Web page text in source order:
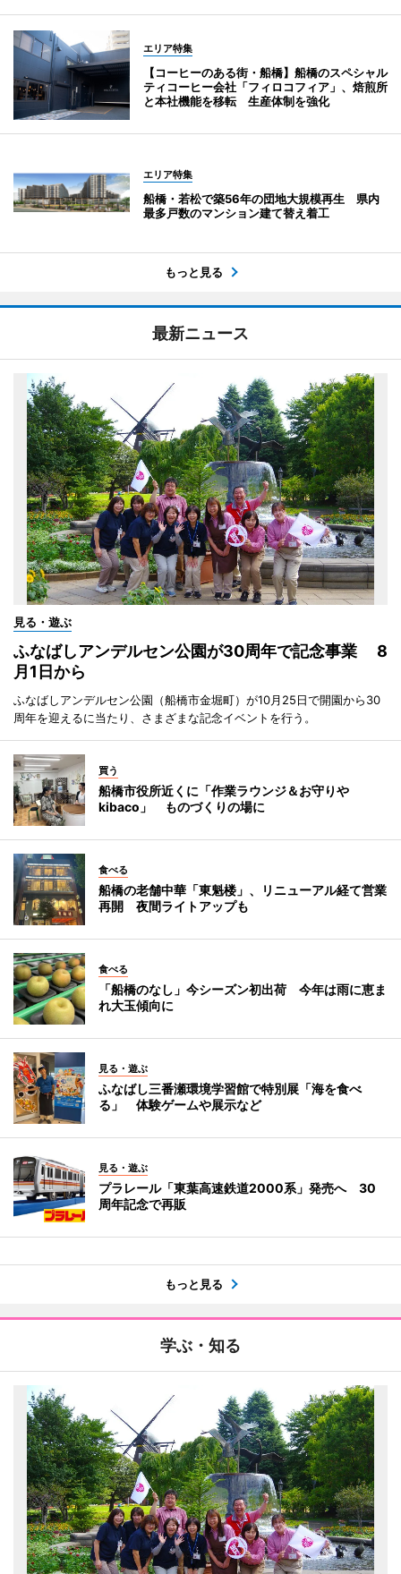
エリア特集
【コーヒーのある街・船橋】船橋のスペシャル
ティコーヒー会社「フィロコフィア」、焙煎所
と本社機能を移転 生産体制を強化
エリア特集
船橋・若松で築56年の団地大規模再生 県内
最多戸数のマンション建て替え着工
もっと見る
最新ニュース
見る・遊ぶ
ふなばしアンデルセン公園が30周年で記念事業 8
月1日から
ふなばしアンデルセン公園（船橋市金堀町）が10月25日で開園から30
周年を迎えるに当たり、さまざまな記念イベントを行う。
買う
船橋市役所近くに「作業ラウンジ＆お守りや
kibaco」 ものづくりの場に
食べる
船橋の老舗中華「東魁楼」、リニューアル経て営業
再開 夜間ライトアップも
食べる
「船橋のなし」今シーズン初出荷 今年は雨に恵ま
れ大玉傾向に
見る・遊ぶ
ふなばし三番瀬環境学習館で特別展「海を食べ
る」 体験ゲームや展示など
見る・遊ぶ
プラレール「東葉高速鉄道2000系」発売へ 30
周年記念で再販
もっと見る
学ぶ・知る